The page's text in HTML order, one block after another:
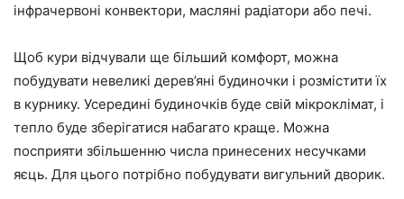
інфрачервоні конвектори, масляні радіатори або печі.
Щоб кури відчували ще більший комфорт, можна
побудувати невеликі дерев’яні будиночки і розмістити їх
в курнику. Усередині будиночків буде свій мікроклімат, і
тепло буде зберігатися набагато краще. Можна
посприяти збільшенню числа принесених несучками
яєць. Для цього потрібно побудувати вигульний дворик.